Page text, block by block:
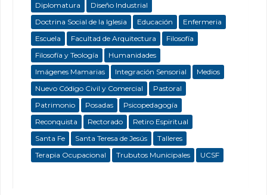
Diplomatura
Diseño Industrial
Doctrina Social de la Iglesia
Educación
Enfermeria
Escuela
Facultad de Arquitectura
Filosofía
Filosofía y Teología
Humanidades
Imágenes Mamarias
Integración Sensorial
Medios
Nuevo Código Civil y Comercial
Pastoral
Patrimonio
Posadas
Psicopedagogía
Reconquista
Rectorado
Retiro Espiritual
Santa Fe
Santa Teresa de Jesús
Talleres
Terapia Ocupacional
Trubutos Municipales UCSF